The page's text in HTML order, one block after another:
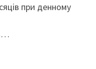
при денному